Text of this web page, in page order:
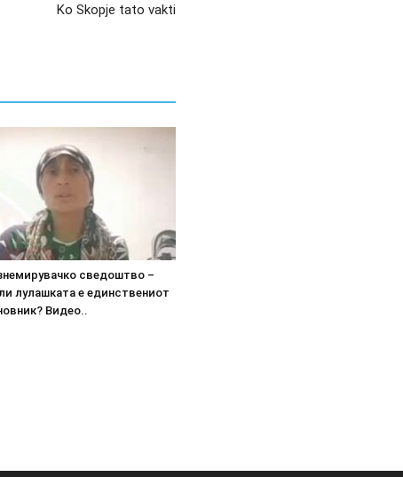
Ko Skopje tato vakti
сведоштво –
лулашката е единствениот
Видео..